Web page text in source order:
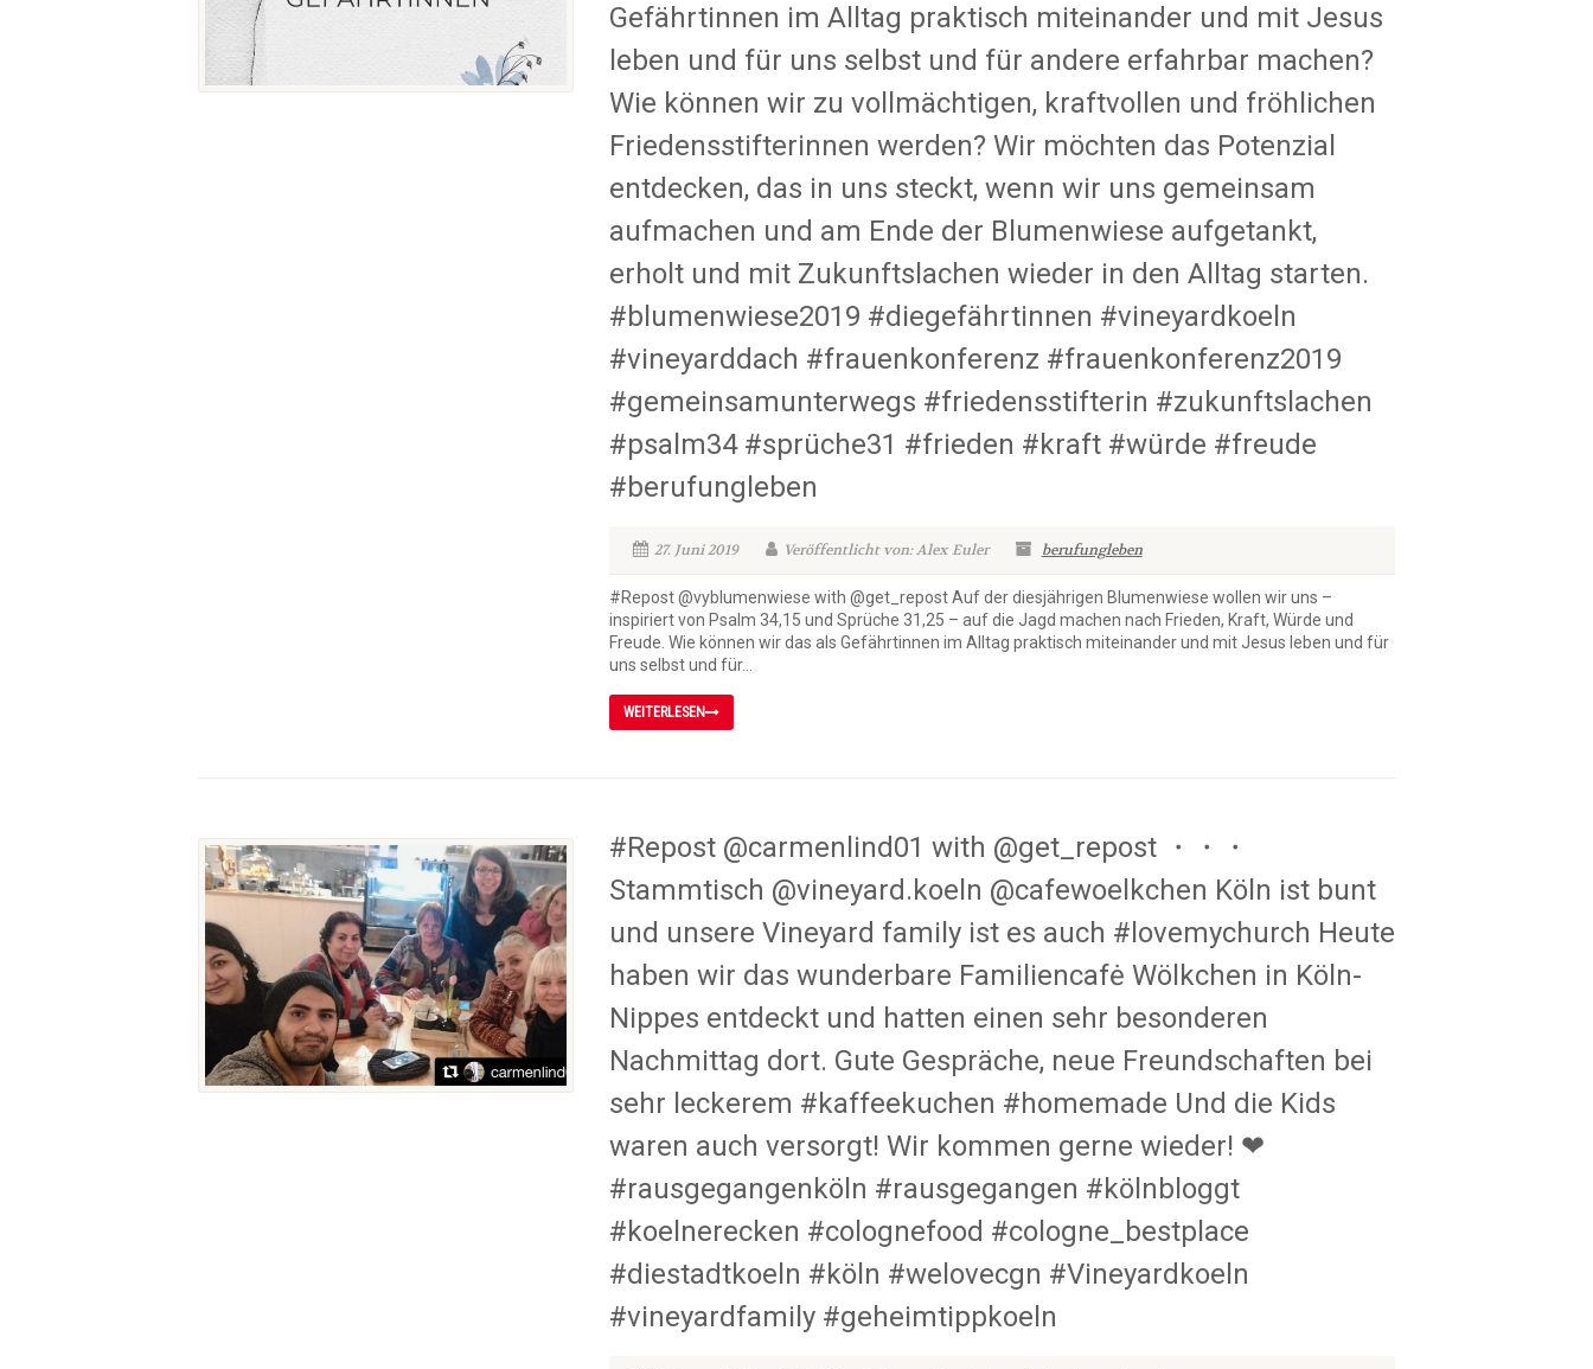
Gefährtinnen im Alltag praktisch miteinander und mit Jesus
leben und für uns selbst und für andere erfahrbar machen?
Wie können wir zu vollmächtigen, kraftvollen und fröhlichen
Friedensstifterinnen werden? Wir möchten das Potenzial
entdecken, das in uns steckt, wenn wir uns gemeinsam
aufmachen und am Ende der Blumenwiese aufgetankt,
erholt und mit Zukunftslachen wieder in den Alltag starten.
#blumenwiese2019 #diegefährtinnen #vineyardkoeln
#vineyarddach #frauenkonferenz #frauenkonferenz2019
#gemeinsamunterwegs #friedensstifterin #zukunftslachen
#psalm34 #sprüche31 #frieden #kraft #würde #freude
#berufungleben
27. Juni 2019 Veröffentlicht von: Alex Euler berufungleben
#Repost @vyblumenwiese with @get_repost Auf der diesjährigen Blumenwiese wollen wir uns –
inspiriert von Psalm 34,15 und Sprüche 31,25 – auf die Jagd machen nach Frieden, Kraft, Würde und
Freude. Wie können wir das als Gefährtinnen im Alltag praktisch miteinander und mit Jesus leben und für
uns selbst und für...
WEITERLESEN
#Repost @carmenlind01 with @get_repost ・・・
Stammtisch @vineyard.koeln @cafewoelkchen Köln ist bunt
und unsere Vineyard family ist es auch #lovemychurch Heute
haben wir das wunderbare Familiencafė Wölkchen in Köln-
Nippes entdeckt und hatten einen sehr besonderen
Nachmittag dort. Gute Gespräche, neue Freundschaften bei
sehr leckerem #kaffeekuchen #homemade Und die Kids
waren auch versorgt! Wir kommen gerne wieder! ❤
#rausgegangenköln #rausgegangen #kölnbloggt
#koelnerecken #colognefood #cologne_bestplace
#diestadtkoeln #köln #welovecgn #Vineyardkoeln
#vineyardfamily #geheimtippkoeln